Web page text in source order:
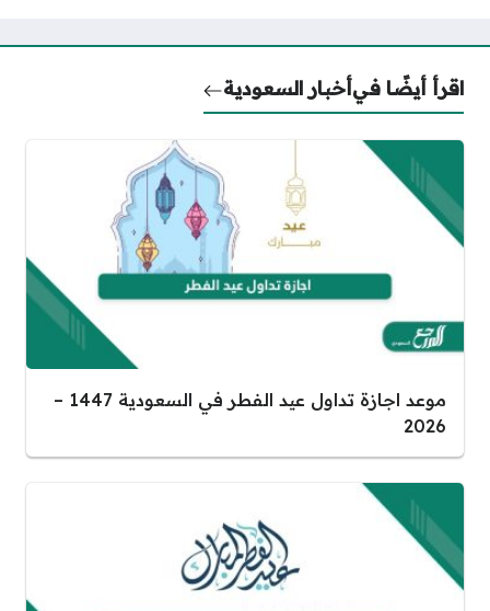
اقرأ أيضًا فيأخبار السعودية
موعد اجازة تداول عيد الفطر في السعودية 1447 –
2026